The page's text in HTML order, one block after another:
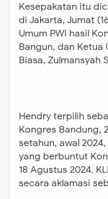
Kesepakatan itu
di Jakarta, Jumat
Umum PWI hasil
Bangun, dan Ketua
Biasa, Zulmansyah
Hendry terpilih
Kongres Bandung,
setahun, awal
yang berbuntut
18 Agustus 2024.
secara aklamasi